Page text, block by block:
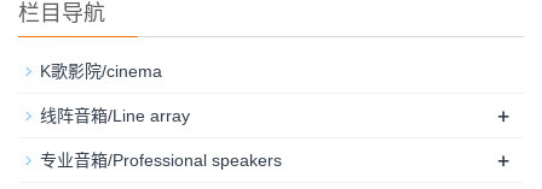
栏目导航
K歌影院/cinema
线阵音箱/Line array +
专业音箱/Professional speakers +